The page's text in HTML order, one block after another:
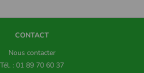
CONTACT
Nous contacter
Tél. : 01 89 70 60 37